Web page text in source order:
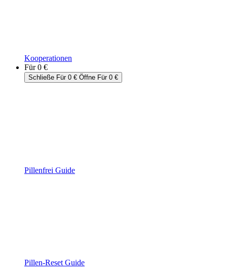
Kooperationen
Für 0 €
Schließe Für 0 € Öffne Für 0 €
Pillenfrei Guide
Pillen-Reset Guide